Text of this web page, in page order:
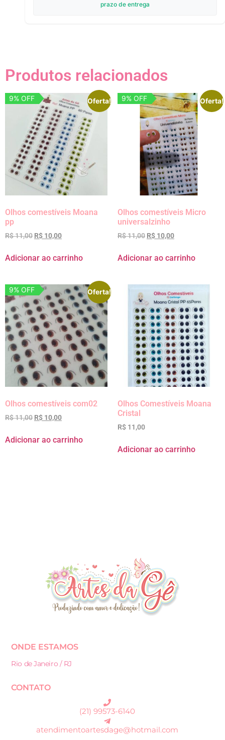
prazo de entrega
Produtos relacionados
Oferta!
9% OFF
Olhos comestíveis Moana
pp
R$11,00 R$ 10,00
Adicionar ao carrinho
Oferta!
9% OFF
Olhos comestíveis Micro
universalzinho
R$11,00 R$ 10,00
Adicionar ao carrinho
Oferta!
9% OFF
Olhos comestíveis com02
R$11,00 R$ 10,00
Adicionar ao carrinho
Olhos Comestíveis Moana
Cristal
R$ 11,00
Adicionar ao carrinho
ONDE ESTAMOS
Rio de Janeiro / RJ
CONTATO
(21) 99573-6140
atendimentoartesdage@hotmail.com